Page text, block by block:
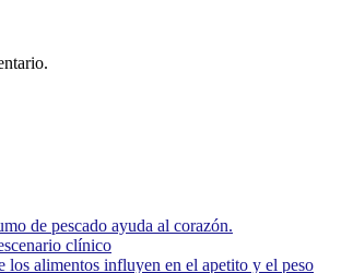
de pescado ayuda al corazón.
clínico
los alimentos influyen en el apetito y el peso